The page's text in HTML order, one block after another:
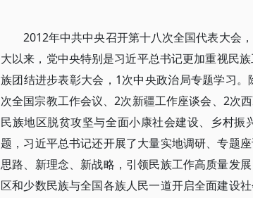
2012年中共中央召开第十八次全国代表大会
大以来，党中央特别是习近平总书记更加重视民
族团结进步表彰大会，1次中央政治局专题学习
次全国宗教工作会议、2次新疆工作座谈会、2次
民族地区脱贫攻坚与全面小康社会建设、乡村
题，习近平总书记还开展了大量实地调研、专题
思路、新理念、新战略，引领民族工作高质量发
区和少数民族与全国各族人民一道开启全面建设